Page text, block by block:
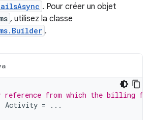
. Pour créer un objet
, utilisez la classe
.
from which the billing
Activity = ...